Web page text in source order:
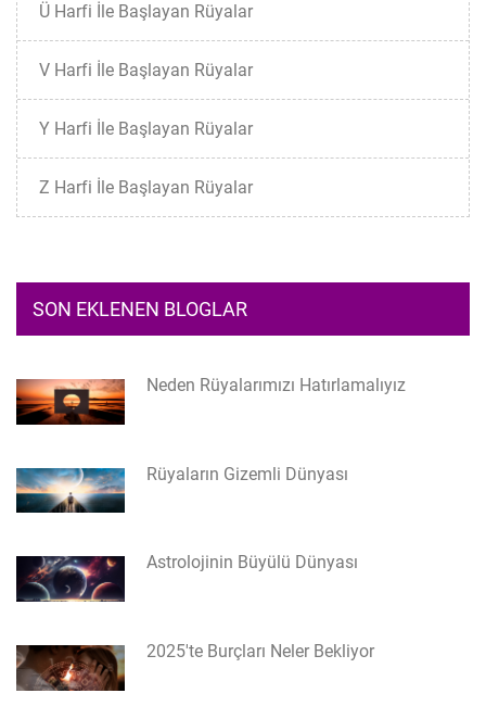
Ü Harfi İle Başlayan Rüyalar
V Harfi İle Başlayan Rüyalar
Y Harfi İle Başlayan Rüyalar
Z Harfi İle Başlayan Rüyalar
SON EKLENEN BLOGLAR
Neden Rüyalarımızı Hatırlamalıyız
Rüyaların Gizemli Dünyası
Astrolojinin Büyülü Dünyası
2025'te Burçları Neler Bekliyor